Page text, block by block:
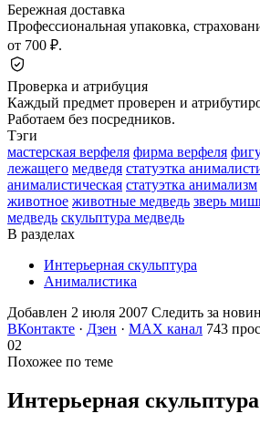
Бережная доставка
Профессиональная упаковка,
от 700 ₽.
Проверка и атрибуция
Каждый предмет проверен и
Работаем без посредников.
Тэги
мастерская верфеля фирма верфеля
лежащего медведя статуэтка
анималистическая статуэтка анимализм
животное животные медведь зверь
медведь скульптура медведь
В разделах
Интерьерная скульптура
Анималистика
Добавлен 2 июля 2007 Следить за
ВКонтакте · Дзен · MAX канал 743
02
Похожее по теме
Интерьерная скульптура